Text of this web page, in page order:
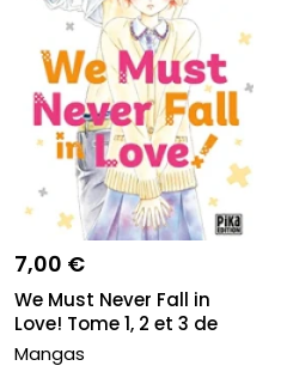
7,00 €
We Must Never Fall in
Love! Tome 1, 2 et 3 de
Har...
Mangas